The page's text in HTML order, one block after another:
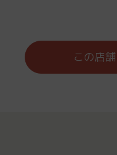
この店